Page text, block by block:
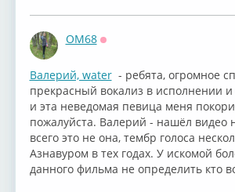
OM68
Валерий, water- ребята, огромное
прекрасный вокализ в исполнении
и эта неведомая певица меня
пожалуйста. Валерий - нашёл
всего это не она, тембр голоса
Азнавуром в тех годах. У искомой
данного фильма не определить кто